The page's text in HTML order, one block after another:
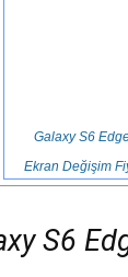
Galaxy S6
Ekran Değişim
S6